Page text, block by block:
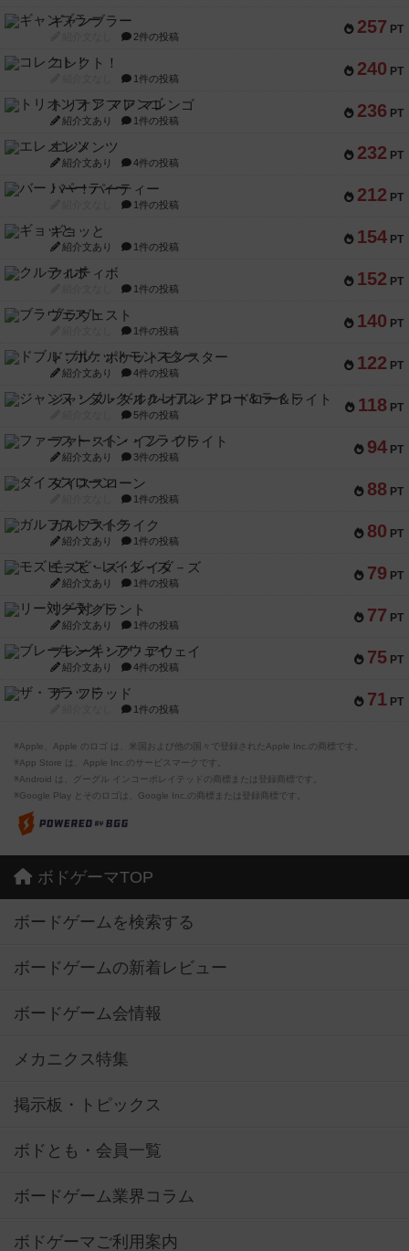
257 PT
ギャンブラー
2件の投稿
240 PT
コレクト！
1件の投稿
236 PT
トリオンフ ア マレンゴ
紹介文あり 1件の投稿
232 PT
エレメンツ
紹介文あり 4件の投稿
212 PT
バー！パーティー
1件の投稿
154 PT
ギョッと
紹介文あり 1件の投稿
152 PT
クルティボ
1件の投稿
140 PT
ブラヴェスト
1件の投稿
122 PT
ドブル：ポケットモンスター
紹介文あり 4件の投稿
118 PT
ジャンヌ・ダルク-オルレアン ドロー＆ライト
5件の投稿
94 PT
ファースト・イン・フライト
紹介文あり 3件の投稿
88 PT
ダイススローン
1件の投稿
80 PT
ガルフストライク
紹介文あり 1件の投稿
79 PT
モズビ－ズ・レイダ－ズ
紹介文あり 1件の投稿
77 PT
リー対グラント
紹介文あり 1件の投稿
75 PT
ブレーキング・アウェイ
紹介文あり 4件の投稿
71 PT
ザ・フラッド
1件の投稿
※Apple、Apple のロゴ は、米国および他の国々で登録されたApple Inc.の商標です。
※App Store は、Apple Inc.のサービスマークです。
※Android は、グーグル インコーポレイテッドの商標または登録商標です。
※Google Play とそのロゴは、Google Inc.の商標または登録商標です。
ボドゲーマTOP
ボードゲームを検索する
ボードゲームの新着レビュー
ボードゲーム会情報
メカニクス特集
掲示板・トピックス
ボドとも・会員一覧
ボードゲーム業界コラム
ボドゲーマご利用案内